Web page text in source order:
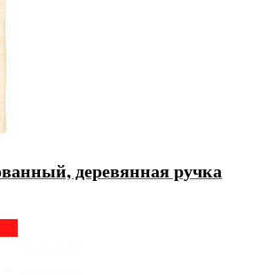
деревянная ручка